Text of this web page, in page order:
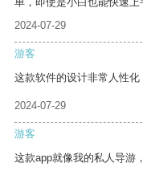
2024-07-29
游客
这款软件的设计非常人性化
2024-07-29
游客
这款app就像我的私人导游